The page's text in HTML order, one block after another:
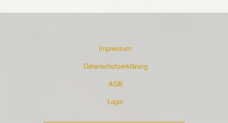
Impressum
Datenschutzerklärung
AGB
Login